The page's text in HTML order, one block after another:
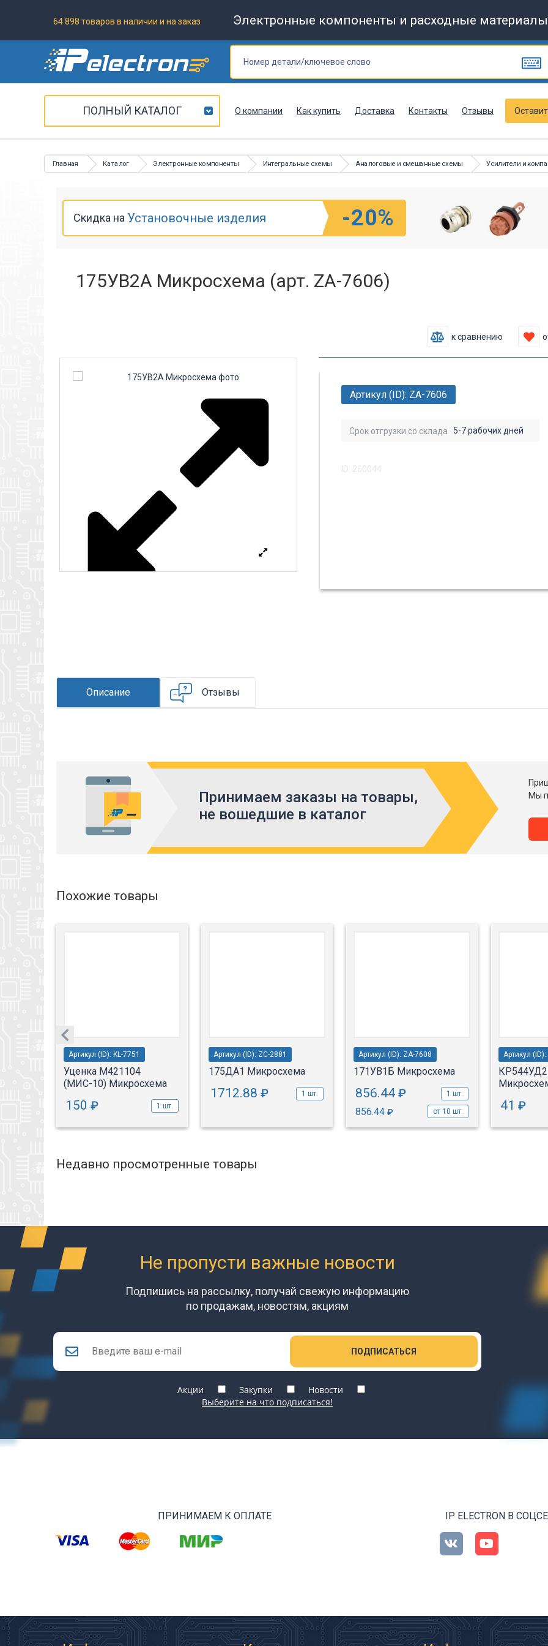
64 898 товаров в наличии и на заказ Электронные компоненты и расходные материалы
ПОЛНЫЙ КАТАЛОГ О компании Как купить Доставка Контакты Отзывы
Главная Каталог Электронные компоненты Интегральные схемы Аналоговые и смешанные схемы Усилители и
Скидка на Установочные изделия -20%
175УВ2А Микросхема (арт. ZA-7606)
к сравнению
Артикул (ID): ZA-7606
Срок отгрузки со склада 5-7 рабочих дней
ID: 260044
Описание Отзывы
Принимаем заказы на товары,
не вошедшие в каталог
Мы
Похожие товары
Артикул (ID): KL-7751
Уценка М421104
(МИС-10) Микросхема
150 ₽ 1 шт.
Артикул (ID): ZC-2881
175ДА1 Микросхема
1712.88 ₽ 1 шт.
Артикул (ID): ZA-7608
171УВ1Б Микросхема
856.44 ₽ 1 шт.
856.44 ₽ от 10 шт.
Артикул
41 ₽
Недавно просмотренные товары
Не пропусти важные новости
Подпишись на рассылку, получай свежую информацию
по продажам, новостям, акциям
ПОДПИСАТЬСЯ
Акции Закупки
Новости
Выберите на что подписаться!
ПРИНИМАЕМ К ОПЛАТЕ IP ELECTRON В